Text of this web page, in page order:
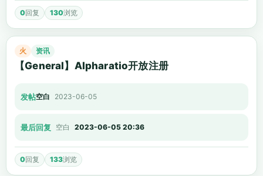
0回复 130浏览
火 资讯
【General】Alpharatio开放注册
发帖空白 2023-06-05
最后回复 空白 2023-06-05 20:36
0回复 133浏览